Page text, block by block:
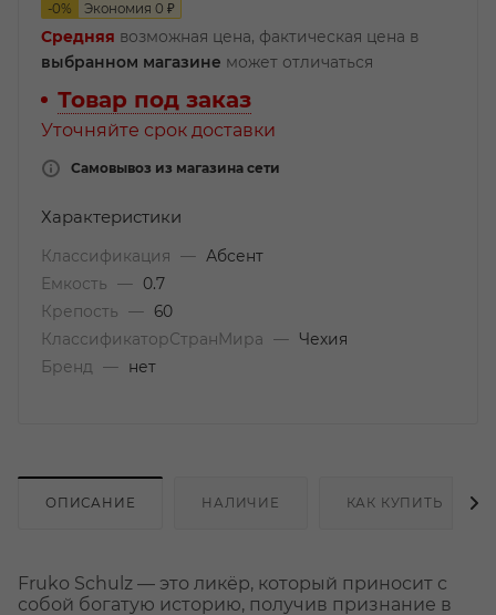
-0% Экономия 0 ₽
Средняя возможная цена, фактическая цена в
выбранном магазине может отличаться
Товар под заказ
Уточняйте срок доставки
Самовывоз из магазина сети
Характеристики
Классификация
Абсент
Емкость
0.7
Крепость
60
КлассификаторСтранМира
Чехия
Бренд
нет
ОПИСАНИЕ НАЛИЧИЕ КАК КУПИТЬ
Fruko Schulz — это ликёр, который приносит с
собой богатую историю, получив признание в